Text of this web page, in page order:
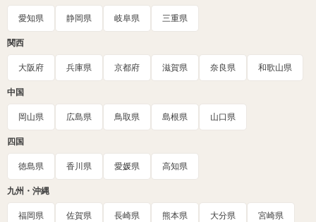
愛知県 静岡県 岐阜県 三重県
関西
大阪府 兵庫県 京都府 滋賀県 奈良県 和歌山県
中国
岡山県 広島県 鳥取県 島根県 山口県
四国
徳島県 香川県 愛媛県 高知県
九州・沖縄
福岡県 佐賀県 長崎県 熊本県 大分県 宮崎県